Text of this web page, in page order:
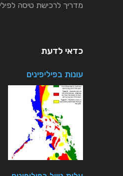
מדריך לרכישת טיסה
כדאי לדעת
עונות בפיליפינים